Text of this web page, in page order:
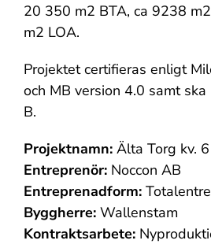
20 350 m2 BTA, ca 9238
m2 LOA.
Projektet certifieras enligt
och MB version 4.0 samt
B.
Projektnamn:Älta Torg kv. 6
Entreprenör:Noccon AB
Entreprenadform:
Byggherre:Wallenstam
Kontraktsarbete: